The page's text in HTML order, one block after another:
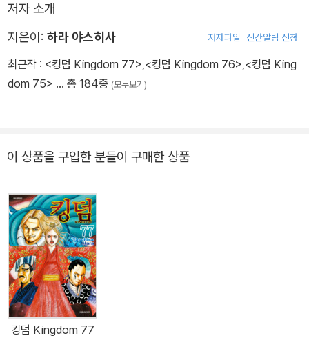
저자 소개
지은이: 하라 야스히사 저자파일 신간알림 신청
최근작 : <킹덤 Kingdom 77>,<킹덤 Kingdom 76>,<킹덤 King
dom 75> … 총 184종 (모두보기)
이 상품을 구입한 분들이 구매한 상품
킹덤 Kingdom 77